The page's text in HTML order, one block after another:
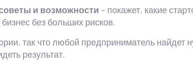
и возможности – покажет, какие
без больших рисков.
так что любой предприниматель
результат.